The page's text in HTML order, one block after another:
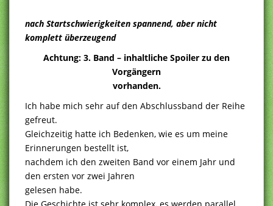
nach Startschwierigkeiten spannend, aber nicht
komplett überzeugend
Achtung: 3. Band – inhaltliche Spoiler zu den
Vorgängern
vorhanden.
Ich habe mich sehr auf den Abschlussband der Reihe
gefreut.
Gleichzeitig hatte ich Bedenken, wie es um meine
Erinnerungen bestellt ist,
nachdem ich den zweiten Band vor einem Jahr und
den ersten vor zwei Jahren
gelesen habe.